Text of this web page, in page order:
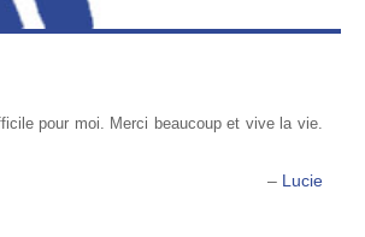
pour moi. Merci beaucoup et vive la vie.
Lucie